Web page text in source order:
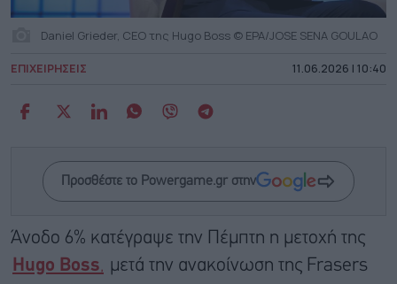
Daniel Grieder, CEO της Hugo Boss © EPA/JOSE SENA GOULAO
ΕΠΙΧΕΙΡΗΣΕΙΣ 11.06.2026 | 10:40
Προσθέστε το Powergame.gr στην
Άνοδο 6% κατέγραψε την Πέμπτη η μετοχή της
Hugo Boss, μετά την ανακοίνωση της Frasers